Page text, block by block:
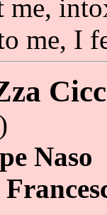
me, I
Naso